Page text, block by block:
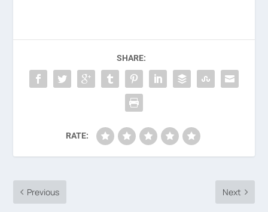
SHARE:
RATE:
Previous Next